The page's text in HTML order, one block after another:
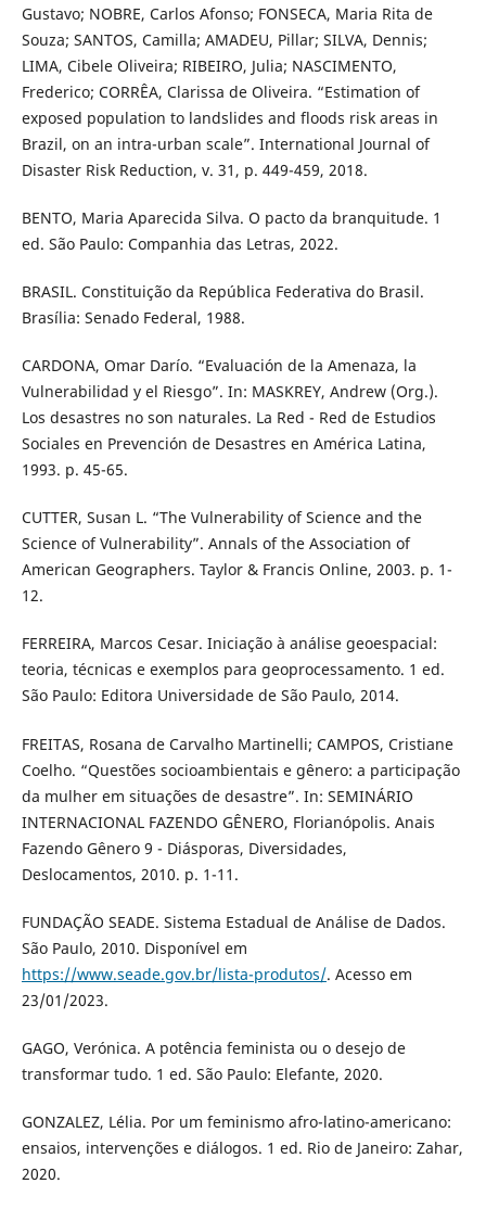
Gustavo; NOBRE, Carlos Afonso; FONSECA, Maria Rita de
Souza; SANTOS, Camilla; AMADEU, Pillar; SILVA, Dennis;
LIMA, Cibele Oliveira; RIBEIRO, Julia; NASCIMENTO,
Frederico; CORRÊA, Clarissa de Oliveira. “Estimation of
exposed population to landslides and floods risk areas in
Brazil, on an intra-urban scale”. International Journal of
Disaster Risk Reduction, v. 31, p. 449-459, 2018.
BENTO, Maria Aparecida Silva. O pacto da branquitude. 1
ed. São Paulo: Companhia das Letras, 2022.
BRASIL. Constituição da República Federativa do Brasil.
Brasília: Senado Federal, 1988.
CARDONA, Omar Darío. “Evaluación de la Amenaza, la
Vulnerabilidad y el Riesgo”. In: MASKREY, Andrew (Org.).
Los desastres no son naturales. La Red - Red de Estudios
Sociales en Prevención de Desastres en América Latina,
1993. p. 45-65.
CUTTER, Susan L. “The Vulnerability of Science and the
Science of Vulnerability”. Annals of the Association of
American Geographers. Taylor & Francis Online, 2003. p. 1-
12.
FERREIRA, Marcos Cesar. Iniciação à análise geoespacial:
teoria, técnicas e exemplos para geoprocessamento. 1 ed.
São Paulo: Editora Universidade de São Paulo, 2014.
FREITAS, Rosana de Carvalho Martinelli; CAMPOS, Cristiane
Coelho. “Questões socioambientais e gênero: a participação
da mulher em situações de desastre”. In: SEMINÁRIO
INTERNACIONAL FAZENDO GÊNERO, Florianópolis. Anais
Fazendo Gênero 9 - Diásporas, Diversidades,
Deslocamentos, 2010. p. 1-11.
FUNDAÇÃO SEADE. Sistema Estadual de Análise de Dados.
São Paulo, 2010. Disponível em
https://www.seade.gov.br/lista-produtos/. Acesso em
23/01/2023.
GAGO, Verónica. A potência feminista ou o desejo de
transformar tudo. 1 ed. São Paulo: Elefante, 2020.
GONZALEZ, Lélia. Por um feminismo afro-latino-americano:
ensaios, intervenções e diálogos. 1 ed. Rio de Janeiro: Zahar,
2020.